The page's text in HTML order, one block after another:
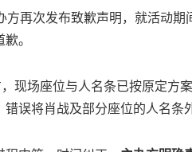
方再次发布致歉声明，就活动
。
现场座位与人名条已按原定方
误将肖战及部分座位的人名条